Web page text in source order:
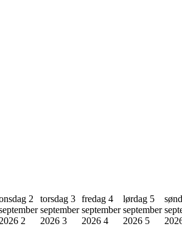
2
2026 2
torsdag 3
september
2026 3
fredag 4
september
2026 4
lørdag 5
september
2026 5